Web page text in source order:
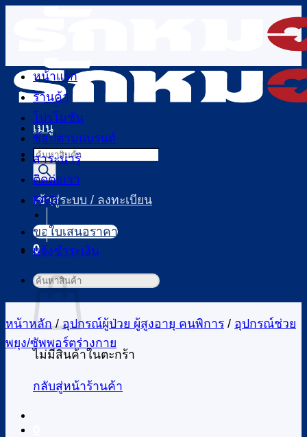
เนื้อหา
เมนู
Products
search
เข้าสู่ระบบ / ลงทะเบียน
0
ไม่มีสินค้าในตะกร้า
กลับสู่หน้าร้านค้า
หน้าแรก
ร้านค้า
โปรโมชัน
ช้อปตามแบรนด์
สาระน่ารู้
ติดต่อเรา
FAQ
ขอใบเสนอราคา
แจ้งชำระเงิน
ค้นหา:
หน้าหลัก / อุปกรณ์ผู้ป่วย ผู้สูงอายุ คนพิการ / อุปกรณ์ช่วย
พยุง/ซัพพอร์ตร่างกาย